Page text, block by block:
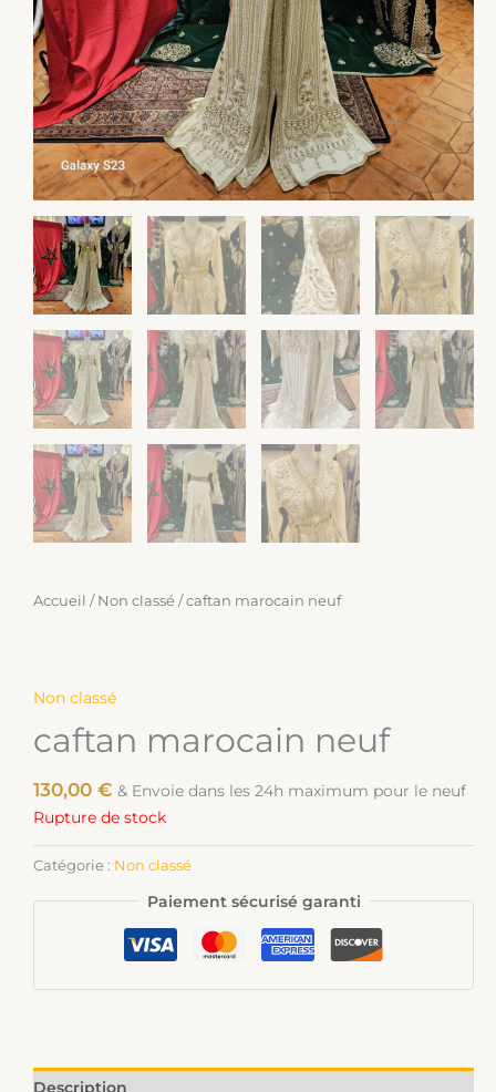
Accueil / Non classé / caftan marocain neuf
Non classé
caftan marocain neuf
130,00 € & Envoie dans les 24h maximum pour le neuf
Rupture de stock
Catégorie : Non classé
Paiement sécurisé garanti
Description